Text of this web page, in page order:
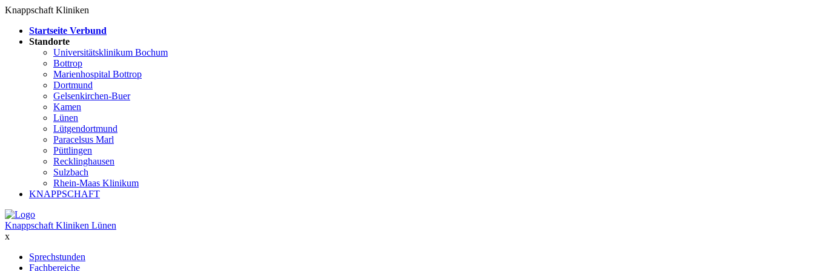
Knappschaft Kliniken
Startseite Verbund
Standorte
Universitätsklinikum Bochum
Bottrop
Marienhospital Bottrop
Dortmund
Gelsenkirchen-Buer
Kamen
Lünen
Lütgendortmund
Paracelsus Marl
Püttlingen
Recklinghausen
Sulzbach
Rhein-Maas Klinikum
KNAPPSCHAFT
Knappschaft Kliniken Lünen
x
Sprechstunden
Fachbereiche